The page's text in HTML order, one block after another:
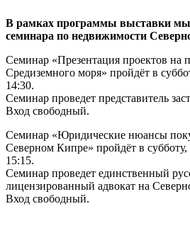
В рамках программы выставки мы
семинара по недвижимости
Семинар «Презентация проектов на
Средиземного моря» пройдёт в
14:30.
Семинар проведет представитель
Вход свободный.
Семинар «Юридические нюансы
Северном Кипре» пройдёт в
15:15.
Семинар проведет единственный
лицензированный адвокат на
Вход свободный.